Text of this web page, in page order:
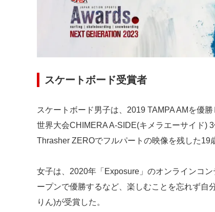
スケートボード受賞者
スケートボード男子は、2019 TAMPA AMを優
世界大会CHIMERA A-SIDE(キメラエーサイド)
Thrasher ZEROでフルパートの映像を残した19
女子は、2020年「Exposure」のオンラインコ
ープンで優勝するなど、楽しむことを忘れず自
りん)が受賞した。